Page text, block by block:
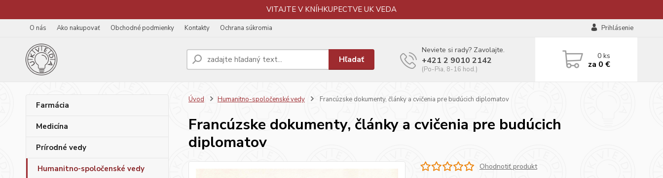
VITAJTE V KNÍHKUPECTVE UK VEDA
O nás Ako nakupovať Obchodné podmienky Kontakty Ochrana súkromia Prihlásenie
Hľadať
Neviete si rady? Zavolajte.
+421 2 9010 2142
(Po-Pia, 8-16 hod.)
0ks
za 0 €
Farmácia
Medicína
Prírodné vedy
Humanitno-spoločenské vedy
Úvod Humanitno-spoločenské vedy Francúzske dokumenty, články a cvičenia pre budúcich diplomatov
Francúzske dokumenty, články a cvičenia pre budúcich
diplomatov
Ohodnotiť produkt